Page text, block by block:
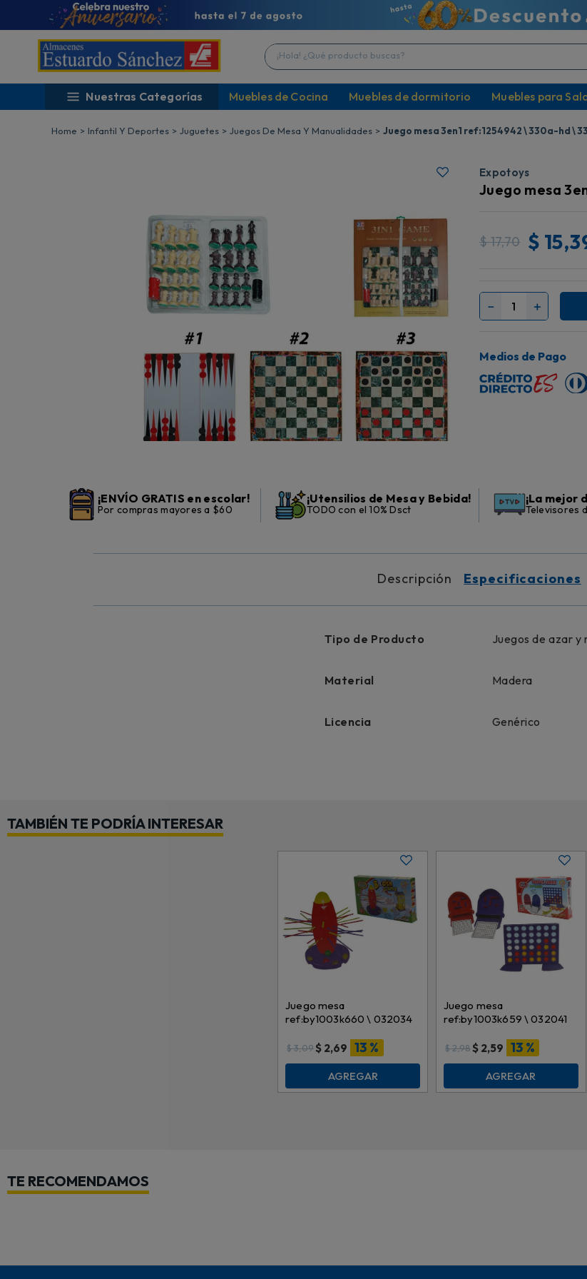
¡Hola! ¿Qué producto buscas?
Nuestras Categorías Muebles de Cocina Muebles de dormitorio Muebles para
Infantil Y Deportes Juguetes Juegos De Mesa Y Manualidades Juego mesa 3en1 ref:1254942 \ 330a-hd \
Expotoys
Juego mesa
$17,70 $
＋
－
Medios de Pago
¡ENVÍO GRATIS en escolar!
Por compras mayores a $60
¡Utensilios de Mesa y Bebida!
TODO con el 10% Dsct
¡La mejor
Televisores
Descripción Especificaciones
Tipo de Producto Juegos de azar y
Material Madera
Licencia Genérico
TAMBIÉN TE PODRÍA INTERESAR
Juego mesa
ref:by1003k660 \ 032034
$3,09$ 2,69 13 %
AGREGAR
Juego mesa
ref:by1003k659 \ 032041
$2,98$ 2,59 13 %
AGREGAR
TE RECOMENDAMOS